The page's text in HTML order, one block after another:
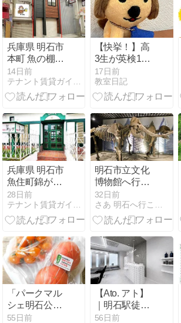
は？
兵庫県 明石市
本町 魚の棚商
店街本通り 新
築テナント募
集開始！ 飲食
OK 【1階テナ
ント】 貸店
舗・テナント
14日前
【快挙！】高
3生が英検1級
に合格！ECC
ジュニア〜個
別指導ベスト
最高の成果
17日前
教室日記
兵庫県 明石市
魚住町錦が丘
店舗一棟貸 魚
住駅徒歩3分
駅ちか 美容室
ド 角地 貸店
舗・テナント
28日前
明石市立文化
博物館へ行っ
てきました。
「アカシゾ
ウ」の化石は
32日前
「パークマル
シェ明石公
園」でミニト
55日前
【Ato. アト】
｜明石駅徒歩
圏内で人気美
56日前